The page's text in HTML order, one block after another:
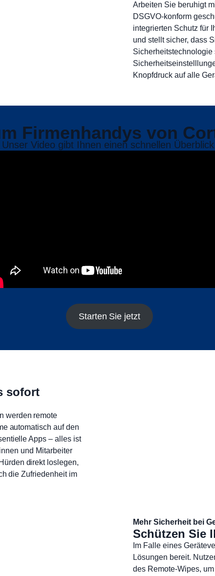
Arbeiten Sie beruhigt
DSGVO-konform
integrierten Schutz für
und stellt sicher, dass
Sicherheitstechnologie
Knopfdruck auf alle
Firmenhandys von
Unser Video gibt Ihnen einen schnellen
Starten Sie jetzt
sofort
werden remote
automatisch auf den
Apps – alles ist
und Mitarbeiter
direkt loslegen,
die Zufriedenheit im
Mehr Sicherheit bei
Schützen Sie
Im Falle eines
Lösungen bereit.
des Remote-Wipes,